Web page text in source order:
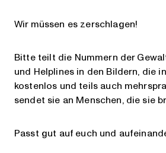
Wir müssen es zerschlagen!
Bitte teilt die Nummern der
und Helplines in den Bildern, die
kostenlos und teils auch
sendet sie an Menschen, die sie
Passt gut auf euch und